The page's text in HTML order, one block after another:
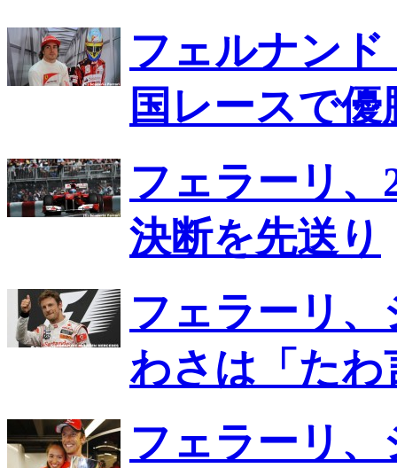
フェルナン
国レースで
フェラーリ、
決断を先送り
フェラーリ
わさは「たわ
フェラーリ